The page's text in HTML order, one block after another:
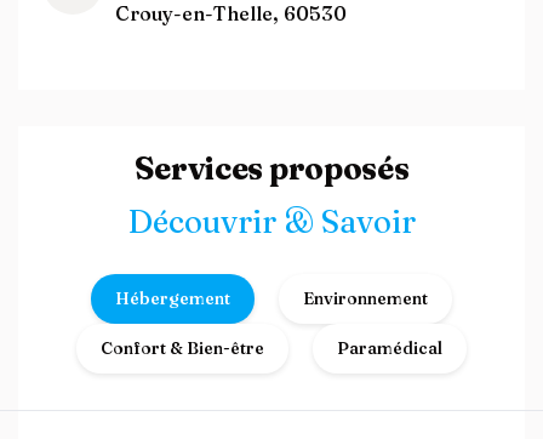
Crouy-en-Thelle, 60530
Services proposés
Découvrir & Savoir
Hébergement Environnement
Confort & Bien-être Paramédical